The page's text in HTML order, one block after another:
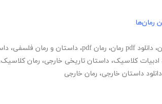
رمان‌ها
، دانلود pdf رمان ، رمان pdf ، داستان و رمان فلسفی،
ادبیات کلاسیک، داستان تاریخی خارجی، رمان کلاسیک
دانلود داستان خارجی، رمان خارجی